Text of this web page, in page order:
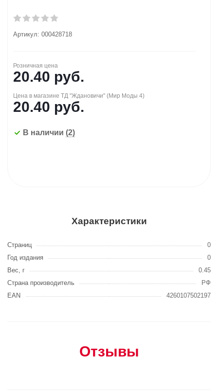
Артикул: 000428718
Розничная цена
20.40 руб.
Цена в магазине ТД "Ждановичи" (Мир Моды 4)
20.40 руб.
В наличии (2)
Характеристики
Страниц
0
Год издания
0
Вес, г
0.45
Страна производитель
РФ
EAN
4260107502197
Отзывы